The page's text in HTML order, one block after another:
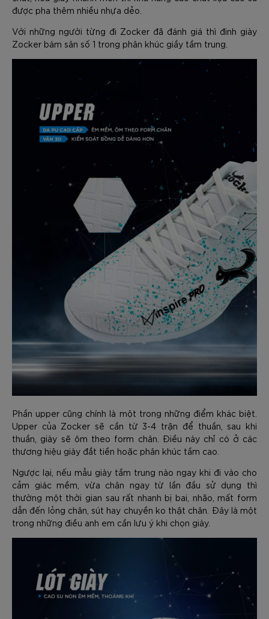
được pha thêm nhiều nhựa dẻo.
Với những người từng đi Zocker đã đánh giá thì đinh giày
Zocker bám sân số 1 trong phân khúc giầy tầm trung.
Phần upper cũng chính là một trong những điểm khác biệt.
Upper của Zocker sẽ cần từ 3-4 trận để thuần, sau khi
thuần, giày sẽ ôm theo form chân. Điều này chỉ có ở các
thương hiệu giày đắt tiền hoặc phân khúc tầm cao.
Ngược lại, nếu mẫu giày tầm trung nào ngay khi đi vào cho
cảm giác mềm, vừa chân ngay từ lần đầu sử dụng thì
thường một thời gian sau rất nhanh bị bai, nhão, mất form
dẫn đến lỏng chân, sút hay chuyền ko thật chân. Đây là một
trong những điều anh em cần lưu ý khi chọn giày.